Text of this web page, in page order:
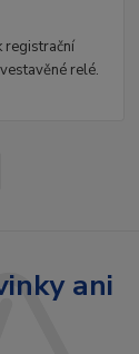
registrační
relé.
ani